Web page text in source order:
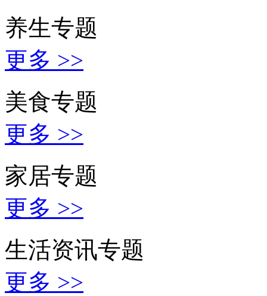
养生专题
更多 >>
美食专题
更多 >>
家居专题
更多 >>
生活资讯专题
更多 >>